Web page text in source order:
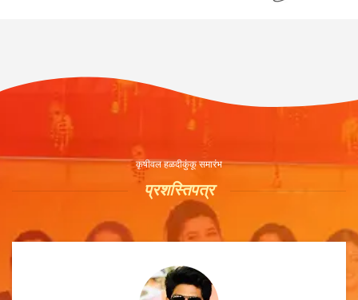
कृषीवल हळदीकुंकू समारंभ
प्रशस्तिपत्र